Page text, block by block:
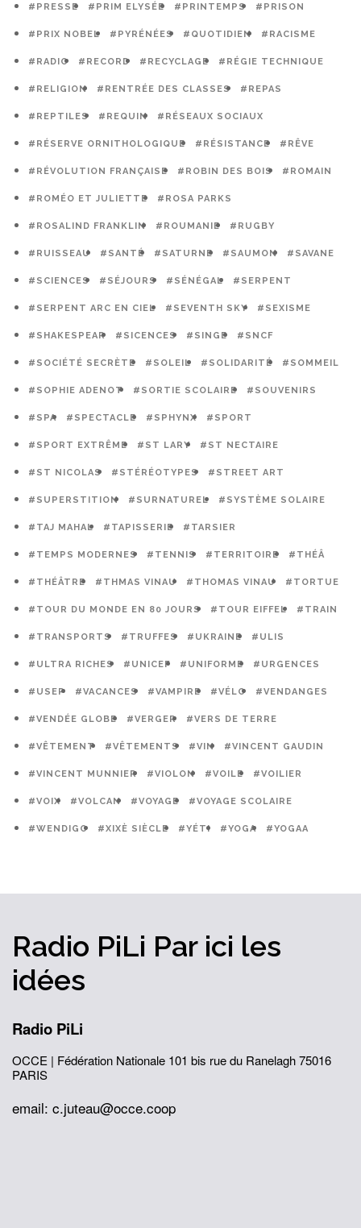
#PRESSE #PRIM ELYSÉE #PRINTEMPS #PRISON
#PRIX NOBEL #PYRÉNÉES #QUOTIDIEN #RACISME
#RADIO #RECORD #RECYCLAGE #RÉGIE TECHNIQUE
#RELIGION #RENTRÉE DES CLASSES #REPAS
#REPTILES #REQUIN #RÉSEAUX SOCIAUX
#RÉSERVE ORNITHOLOGIQUE #RÉSISTANCE #RÊVE
#RÉVOLUTION FRANÇAISE #ROBIN DES BOIS #ROMAIN
#ROMÉO ET JULIETTE #ROSA PARKS
#ROSALIND FRANKLIN #ROUMANIE #RUGBY
#RUISSEAU #SANTÉ #SATURNE #SAUMON #SAVANE
#SCIENCES #SÉJOURS #SÉNÉGAL #SERPENT
#SERPENT ARC EN CIEL #SEVENTH SKY #SEXISME
#SHAKESPEAR #SICENCES #SINGE #SNCF
#SOCIÉTÉ SECRÈTE #SOLEIL #SOLIDARITÉ #SOMMEIL
#SOPHIE ADENOT #SORTIE SCOLAIRE #SOUVENIRS
#SPA #SPECTACLE #SPHYNX #SPORT
#SPORT EXTRÊME #ST LARY #ST NECTAIRE
#ST NICOLAS #STÉRÉOTYPES #STREET ART
#SUPERSTITION #SURNATUREL #SYSTÈME SOLAIRE
#TAJ MAHAL #TAPISSERIE #TARSIER
#TEMPS MODERNES #TENNIS #TERRITOIRE #THÉÂ
#THÉÂTRE #THMAS VINAU #THOMAS VINAU #TORTUE
#TOUR DU MONDE EN 80 JOURS #TOUR EIFFEL #TRAIN
#TRANSPORTS #TRUFFES #UKRAINE #ULIS
#ULTRA RICHES #UNICEF #UNIFORME #URGENCES
#USEP #VACANCES #VAMPIRE #VÉLO #VENDANGES
#VENDÉE GLOBE #VERGER #VERS DE TERRE
#VÊTEMENT #VÊTEMENTS #VIN #VINCENT GAUDIN
#VINCENT MUNNIER #VIOLON #VOILE #VOILIER
#VOIX #VOLCAN #VOYAGE #VOYAGE SCOLAIRE
#WENDIGO #XIXÈ SIÈCLE #YÉTI #YOGA #YOGAA
Radio PiLi Par ici les
idées
Radio PiLi
OCCE | Fédération Nationale 101 bis rue du Ranelagh75016
PARIS
email: c.juteau@occe.coop